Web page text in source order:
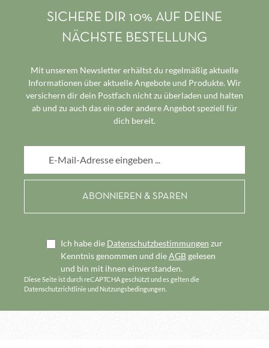
SICHERE DIR 10% AUF DEINE
NÄCHSTE BESTELLUNG
Mit unserem Newsletter erhältst du regelmäßig aktuelle
Informationen über aktuelle Angebote und Produkte. Wir
versichern dir dein Postfach nicht zu überladen und halten
ab und zu auch das ein oder andere Angebot speziell für
dich bereit.
Ich habe die Datenschutzbestimmungen zur
Kenntnis genommen und dieAGBgelesen
und bin mit ihnen einverstanden.
Diese Seite ist durch reCAPTCHA geschützt und es gelten die
Datenschutzrichtlinieund Nutzungsbedingungen